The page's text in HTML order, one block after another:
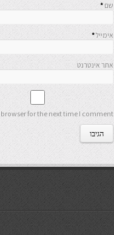
שם *
אימייל*
אתר אינטרנט
for the next time I comment.